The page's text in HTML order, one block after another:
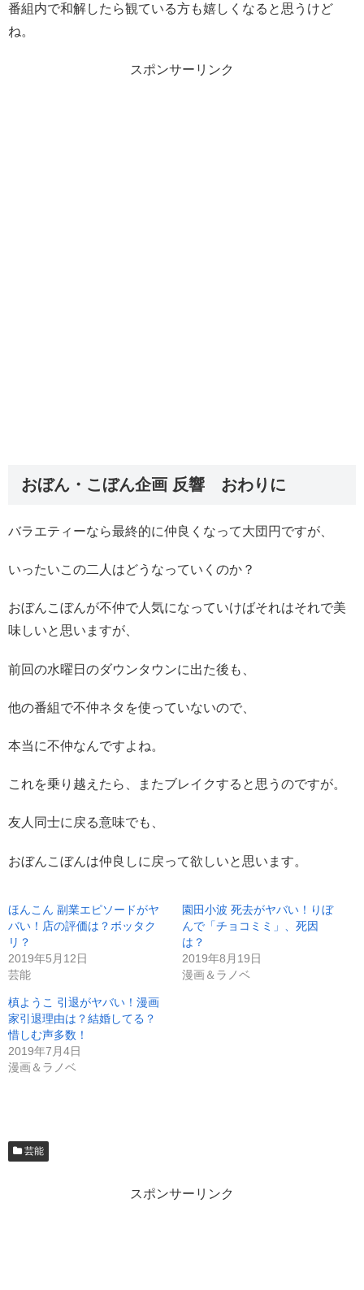
番組内で和解したら観ている方も嬉しくなると思うけど
ね。
スポンサーリンク
おぼん・こぼん企画 反響 おわりに
バラエティーなら最終的に仲良くなって大団円ですが、
いったいこの二人はどうなっていくのか？
おぼんこぼんが不仲で人気になっていけばそれはそれで美
味しいと思いますが、
前回の水曜日のダウンタウンに出た後も、
他の番組で不仲ネタを使っていないので、
本当に不仲なんですよね。
これを乗り越えたら、またブレイクすると思うのですが。
友人同士に戻る意味でも、
おぼんこぼんは仲良しに戻って欲しいと思います。
ほんこん 副業エピソードがヤ
バい！店の評価は？ボッタク
リ？
2019年5月12日
芸能
園田小波 死去がヤバい！りぼ
んで「チョコミミ」、死因
は？
2019年8月19日
漫画＆ラノベ
槙ようこ 引退がヤバい！漫画
家引退理由は？結婚してる？
惜しむ声多数！
2019年7月4日
漫画＆ラノベ
芸能
スポンサーリンク